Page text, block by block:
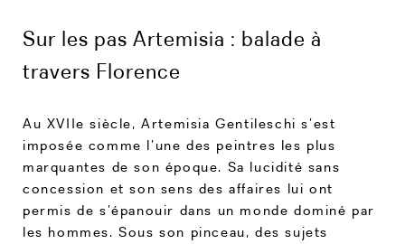
Sur les pas Artemisia : balade à
travers Florence
Au XVIIe siècle, Artemisia Gentileschi s’est
imposée comme l’une des peintres les plus
marquantes de son époque. Sa lucidité sans
concession et son sens des affaires lui ont
permis de s’épanouir dans un monde dominé par
les hommes. Sous son pinceau, des sujets